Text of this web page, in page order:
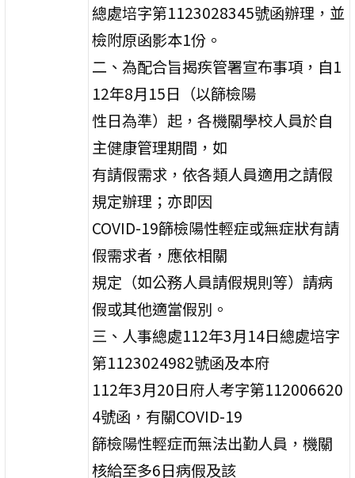
總處培字第1123028345號函辦理，並
檢附原函影本1份。
二、為配合旨揭疾管署宣布事項，自1
12年8月15日（以篩檢陽
性日為準）起，各機關學校人員於自
主健康管理期間，如
有請假需求，依各類人員適用之請假
規定辦理；亦即因
COVID-19篩檢陽性輕症或無症狀有請
假需求者，應依相關
規定（如公務人員請假規則等）請病
假或其他適當假別。
三、人事總處112年3月14日總處培字
第1123024982號函及本府
112年3月20日府人考字第112006620
4號函，有關COVID-19
篩檢陽性輕症而無法出勤人員，機關
核給至多6日病假及該